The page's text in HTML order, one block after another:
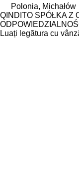
Polonia, Michałów
QINDITO SPÓŁKA Z
Luați legătura cu